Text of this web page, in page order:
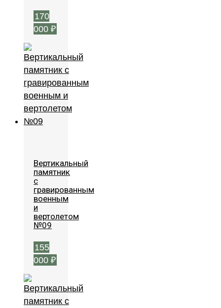
170
000 ₽
Вертикальный
памятник
с
гравированным
военным
и
вертолетом
№09
155
000 ₽